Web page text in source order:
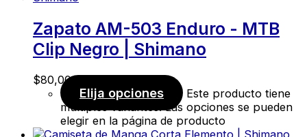
Zapato AM-503 Enduro - MTB
Clip Negro | Shimano
$80,00
Elija opciones
Este producto tiene
múltiples variantes. Las opciones se pueden
elegir en la página de producto